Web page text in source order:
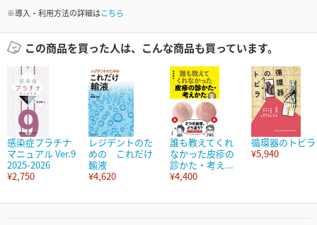
※導入・利用方法の詳細はこちら
この商品を買った人は、こんな商品も買っています。
感染症プラチナ
マニュアル Ver.9
2025-2026
¥2,750
レジデントのた
めの これだけ
輸液
¥4,620
誰も教えてくれ
なかった皮疹の
診かた・考え...
¥4,400
循環器のトビラ
¥5,940